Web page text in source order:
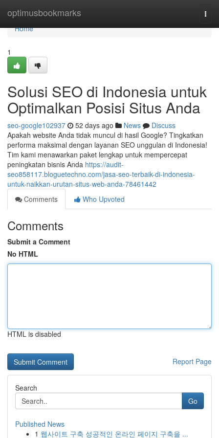
optimusbookmarks
Home
Home
1
Solusi SEO di Indonesia untuk
Optimalkan Posisi Situs Anda
seo-google102937 52 days ago News
Discuss
Apakah website Anda tidak muncul di hasil Google? Tingkatkan
performa maksimal dengan layanan SEO unggulan di Indonesia!
Tim kami menawarkan paket lengkap untuk mempercepat
peningkatan bisnis Anda https://audit-
seo858117.bloguetechno.com/jasa-seo-terbaik-di-indonesia-
untuk-naikkan-urutan-situs-web-anda-78461442
Comments
Who Upvoted
Comments
Submit a Comment
No HTML
HTML is disabled
Report Page
Search
Go
Published News
1 웹사이트 구축 성공적인 온라인 페이지 구축을 ...